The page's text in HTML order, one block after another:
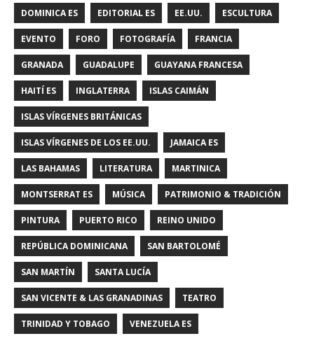
DOMINICA ES EDITORIAL ES EE.UU. ESCULTURA
EVENTO FORO FOTOGRAFÍA FRANCIA
GRANADA GUADALUPE GUAYANA FRANCESA
HAITÍ ES INGLATERRA ISLAS CAIMÁN
ISLAS VÍRGENES BRITÁNICAS
ISLAS VÍRGENES DE LOS EE.UU. JAMAICA ES
LAS BAHAMAS LITERATURA MARTINICA
MONTSERRAT ES MÚSICA PATRIMONIO & TRADICIÓN
PINTURA PUERTO RICO REINO UNIDO
REPÚBLICA DOMINICANA SAN BARTOLOMÉ
SAN MARTÍN SANTA LUCÍA
SAN VICENTE & LAS GRANADINAS TEATRO
TRINIDAD Y TOBAGO VENEZUELA ES